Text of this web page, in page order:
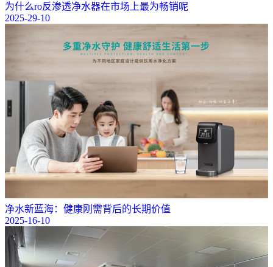
为什么ro反渗透净水器在市场上最为畅销呢
2025-29-10
净水新蓝海：健康刚需背后的长期价值
2025-16-10